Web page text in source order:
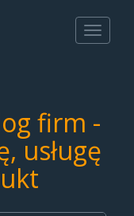
Toggle
firm -
usługę